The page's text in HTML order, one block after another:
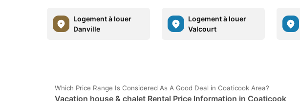
Logement à louer
Danville
Logement à louer
Valcourt
Which Price Range Is Considered As A Good Deal in Coaticook Area?
Vacation house & chalet Rental Price Information in Coaticook